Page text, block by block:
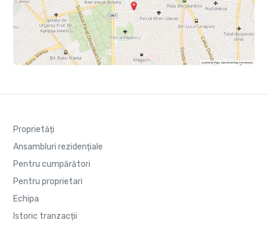
Proprietăți
Ansambluri rezidențiale
Pentru cumpărători
Pentru proprietari
Echipa
Istoric tranzacții